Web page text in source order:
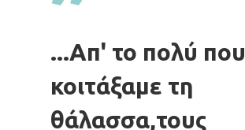
...Απ' το πολύ που
κοιτάξαμε τη
θάλασσα,τους